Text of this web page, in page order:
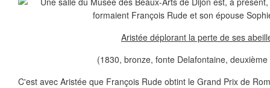
Aristée déplorant la perte de ses
(1830, bronze, fonte Delafontaine,
C'est avec Aristée que François Rude obtint le Grand Prix de